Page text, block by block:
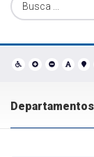
Departamentos